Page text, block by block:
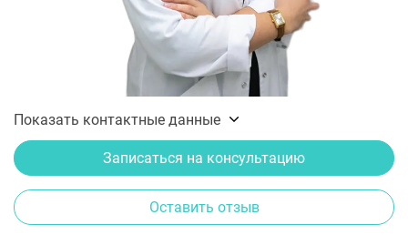
Показать контактные данные
Записаться на консультацию
Оставить отзыв